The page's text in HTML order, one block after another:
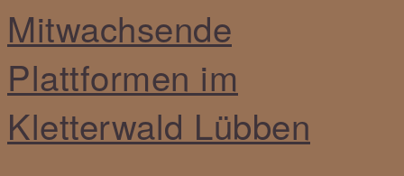
Mitwachsende
Plattformen im
Kletterwald Lübben